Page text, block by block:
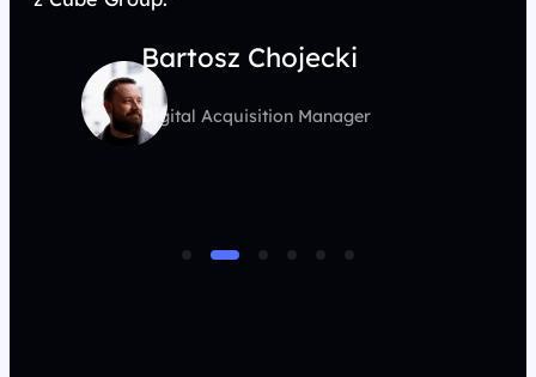
Bartosz Chojecki
Digital Acquisition Manager